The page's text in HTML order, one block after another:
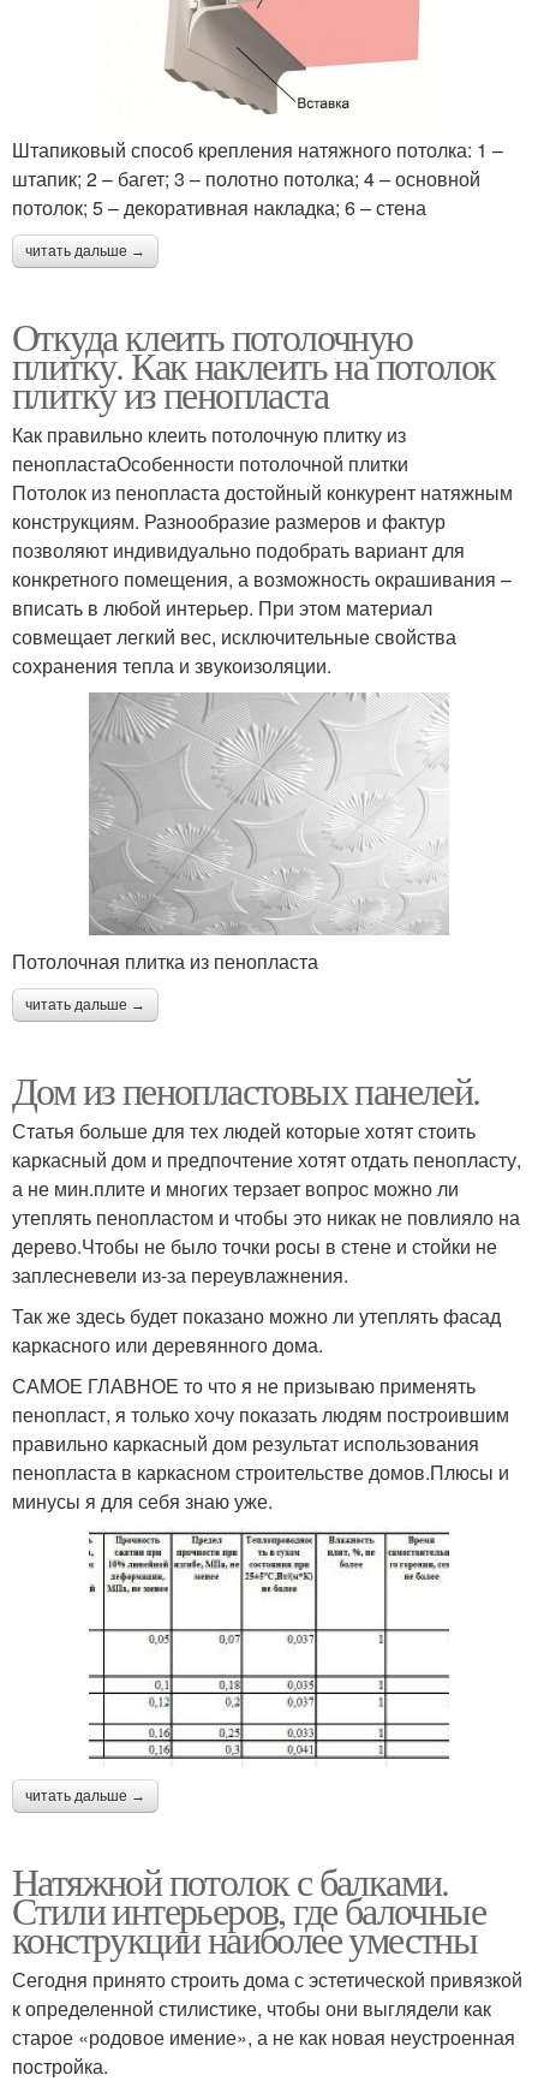
Штапиковый способ крепления натяжного потолка: 1 –
штапик; 2 – багет; 3 – полотно потолка; 4 – основной
потолок; 5 – декоративная накладка; 6 – стена
читать дальше →
Откуда клеить потолочную
плитку. Как наклеить на потолок
плитку из пенопласта
Как правильно клеить потолочную плитку из
пенопластаОсобенности потолочной плитки
Потолок из пенопласта достойный конкурент натяжным
конструкциям. Разнообразие размеров и фактур
позволяют индивидуально подобрать вариант для
конкретного помещения, а возможность окрашивания –
вписать в любой интерьер. При этом материал
совмещает легкий вес, исключительные свойства
сохранения тепла и звукоизоляции.
Потолочная плитка из пенопласта
читать дальше →
Дом из пенопластовых панелей.
Статья больше для тех людей которые хотят стоить
каркасный дом и предпочтение хотят отдать пенопласту,
а не мин.плите и многих терзает вопрос можно ли
утеплять пенопластом и чтобы это никак не повлияло на
дерево.Чтобы не было точки росы в стене и стойки не
заплесневели из-за переувлажнения.
Так же здесь будет показано можно ли утеплять фасад
каркасного или деревянного дома.
САМОЕ ГЛАВНОЕ то что я не призываю применять
пенопласт, я только хочу показать людям построившим
правильно каркасный дом результат использования
пенопласта в каркасном строительстве домов.Плюсы и
минусы я для себя знаю уже.
читать дальше →
Натяжной потолок с балками.
Стили интерьеров, где балочные
конструкции наиболее уместны
Сегодня принято строить дома с эстетической привязкой
к определенной стилистике, чтобы они выглядели как
старое «родовое имение», а не как новая неустроенная
постройка.